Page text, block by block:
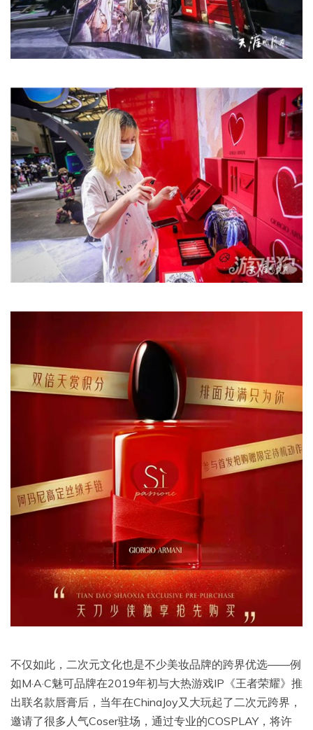
不仅如此，二次元文化也是不少美妆品牌的跨界优选——例
如M·A·C魅可品牌在2019年初与大热游戏IP《王者荣耀》推
出联名款唇膏后，当年在ChinaJoy又大玩起了二次元跨界，
邀请了很多人气Coser驻场，通过专业的COSPLAY，将许